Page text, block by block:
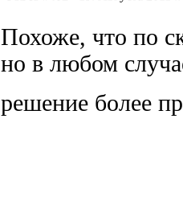
Похоже, что по
но в любом
решение более